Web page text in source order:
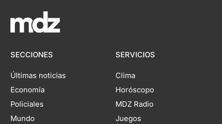
SECCIONES
Últimas noticias
Economía
Policiales
Mundo
SERVICIOS
Clima
Horóscopo
MDZ Radio
Juegos